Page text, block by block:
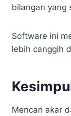
bilangan yang
Software ini
lebih canggih
Mencari akar